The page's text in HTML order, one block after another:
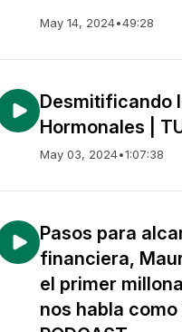
May 14, 2024•49:28
Desmitificando
Hormonales |
May 03, 2024•1:07:38
Pasos para
financiera,
el primer
nos habla como